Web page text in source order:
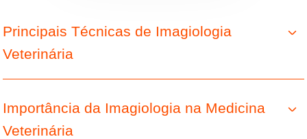
Principais Técnicas de Imagiologia
Veterinária
Importância da Imagiologia na Medicina
Veterinária